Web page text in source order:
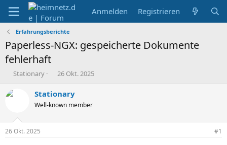
Anmelden Registrieren
Erfahrungsberichte
Paperless-NGX: gespeicherte Dokumente
fehlerhaft
E
s
e
Stationary
E
s
e
t
26 Okt. 2025
Stationary
Well-known member
26 Okt. 2025 #1